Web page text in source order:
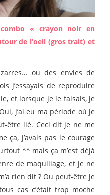
« crayon noir en
de l’oeil (gros trait) et
ou des envies de
j’essayais de reproduire
et lorsque je le faisais, je
j’ai eu ma période où je
être lié. Ceci dit je ne me
ça, j’avais pas le courage
^^ mais ça m’est déjà
de maquillage, et je ne
rien dit ? Ou peut-être je
cas c’était trop moche